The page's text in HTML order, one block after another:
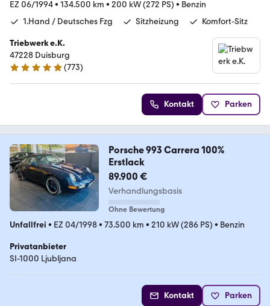
EZ 06/1994• 134.500 km • 200 kW (272 PS) • Benzin
1.Hand / Deutsches Fzg
Sitzheizung Komfort-Sitz
Triebwerk e.K.
47228 Duisburg
4.9 Sterne
(773)
Kontakt Parken
Porsche 993 Carrera 100%
Erstlack
89.900 €
Verhandlungsbasis
Ohne Bewertung
Unfallfrei • EZ 04/1998• 73.500 km • 210 kW (286 PS) • Benzin
Privatanbieter
SI-1000 Ljubljana
Kontakt Parken